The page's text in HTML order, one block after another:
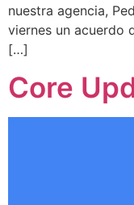
nuestra agencia,
viernes un acuerdo
[…]
Core